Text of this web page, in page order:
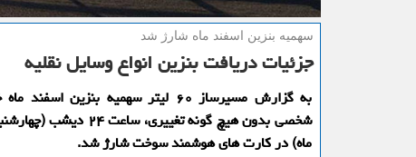
سهمیه بنزین اسفند ماه شارژ شد
جزئیات دریافت بنزین انواع وسایل نقلیه
به گزارش مسیرساز ۶۰ لیتر سهمیه بنزین
ماه) در كارت های هوشمند سوخت شارژ شد.